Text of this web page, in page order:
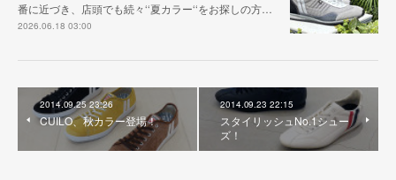
番に近づき、店頭でも続々‘‘夏カラー‘‘をお探しの方…
2026.06.18 03:00
2014.09.25 23:26
CUILO、秋カラー登場！
2014.09.23 22:15
スタイリッシュNo.1シュー
ズ！